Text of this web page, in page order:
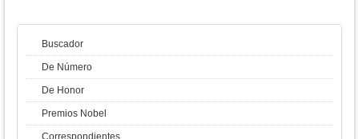
Buscador
De Número
De Honor
Premios Nobel
Correspondientes